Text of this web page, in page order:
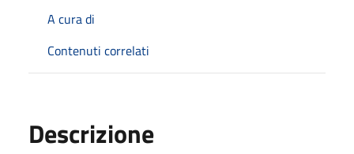
A cura di
Contenuti correlati
Descrizione